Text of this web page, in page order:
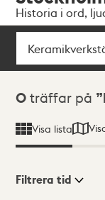
navigationen
huvudinnehållet
Historia i ord,
Sök
Sökresultat
0 träffar på
Visa lista
Filtrera tid